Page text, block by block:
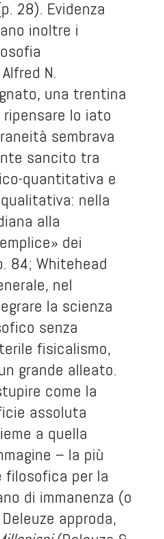
28). Evidenza
inoltre i
N.
una trentina
lo iato
sembrava
sancito tra
quantitativa e
nella
alla
dei
84; Whitehead
nel
la scienza
senza
fisicalismo,
grande alleato.
come la
assoluta
a quella
– la più
per la
di immanenza (o
approda,